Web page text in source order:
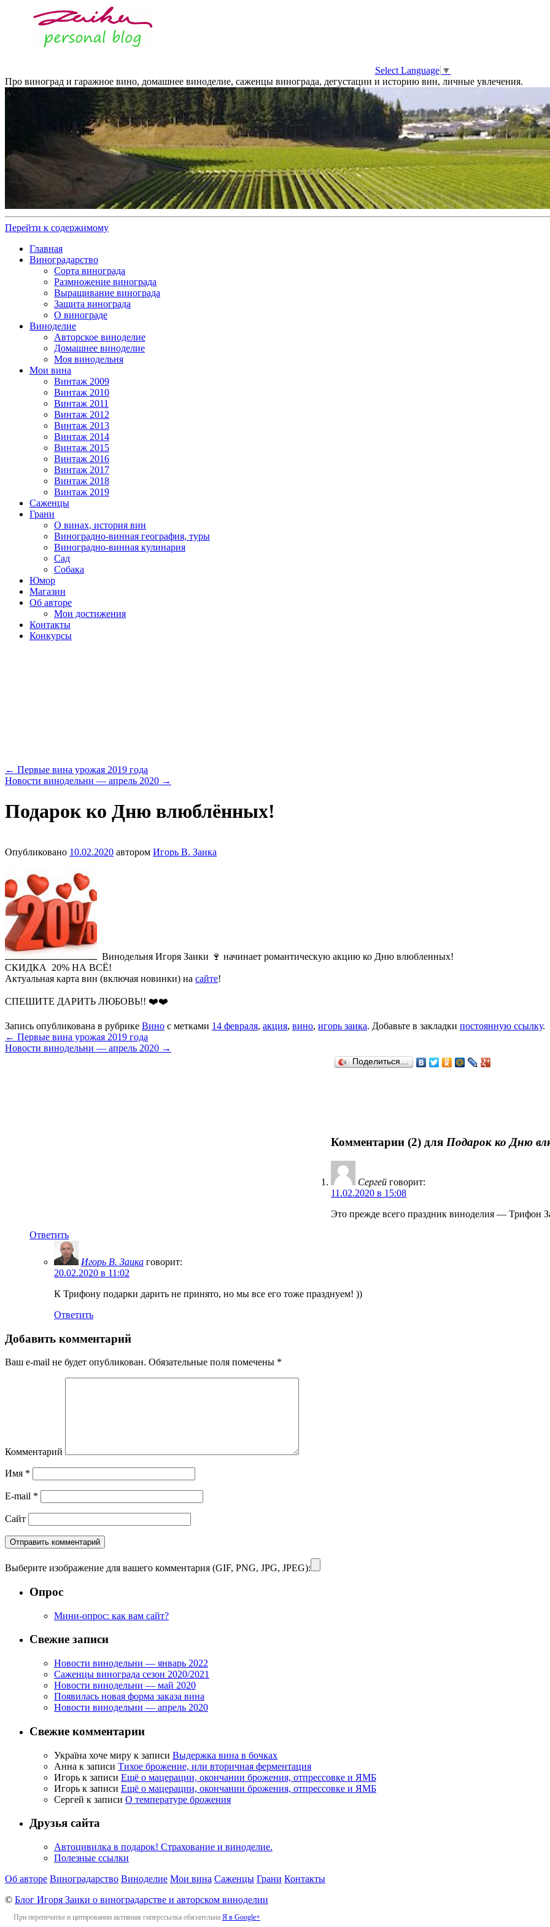
Select Language ▼
Про виноград и гаражное вино, домашнее виноделие, саженцы винограда, дегустации и историю вин, личные увлечения.
Перейти к содержимому
Главная
Виноградарство
Сорта винограда
Размножение винограда
Выращивание винограда
Защита винограда
О винограде
Виноделие
Авторское виноделие
Домашнее виноделие
Моя винодельня
Мои вина
Винтаж 2009
Винтаж 2010
Винтаж 2011
Винтаж 2012
Винтаж 2013
Винтаж 2014
Винтаж 2015
Винтаж 2016
Винтаж 2017
Винтаж 2018
Винтаж 2019
Саженцы
Грани
О винах, история вин
Виноградно-винная география, туры
Виноградно-винная кулинария
Сад
Собака
Юмор
Магазин
Об авторе
Мои достижения
Контакты
Конкурсы
← Первые вина урожая 2019 года
Новости винодельни — апрель 2020 →
Подарок ко Дню влюблённых!
Опубликовано 10.02.2020 автором Игорь В. Заика
Винодельня Игоря Заики 🍷 начинает романтическую акцию ко Дню влюбленных!
СКИДКА 20% НА ВСЁ!
Актуальная карта вин (включая новинки) на сайте!
СПЕШИТЕ ДАРИТЬ ЛЮБОВЬ!! ❤️❤️
Запись опубликована в рубрике Вино с метками 14 февраля, акция, вино, игорь заика. Добавьте в закладки постоянную ссылку.
← Первые вина урожая 2019 года
Новости винодельни — апрель 2020 →
Поделиться…
Комментарии (2) для Подарок ко Дню
Сергей говорит:
11.02.2020 в 15:08
Это прежде всего праздник виноделия — Трифон
Ответить
Игорь В. Заика говорит:
20.02.2020 в 11:02
К Трифону подарки дарить не принято, но мы все его тоже празднуем! ))
Ответить
Добавить комментарий
Ваш e-mail не будет опубликован. Обязательные поля помечены *
Комментарий
Имя *
E-mail *
Сайт
Выберите изображение для вашего комментария (GIF, PNG, JPG, JPEG):
Опрос
Мини-опрос: как вам сайт?
Свежие записи
Новости винодельни — январь 2022
Саженцы винограда сезон 2020/2021
Новости винодельни — май 2020
Появилась новая форма заказа вина
Новости винодельни — апрель 2020
Свежие комментарии
Україна хоче миру к записи Выдержка вина в бочках
Анна к записи Тихое брожение, или вторичная ферментация
Игорь к записи Ещё о мацерации, окончании брожения, отпрессовке и ЯМБ
Игорь к записи Ещё о мацерации, окончании брожения, отпрессовке и ЯМБ
Сергей к записи О температуре брожения
Друзья сайта
Автоцивилка в подарок! Страхование и виноделие.
Полезные ссылки
Об авторе Виноградарство Виноделие Мои вина Саженцы Грани Контакты
© Блог Игоря Заики о виноградарстве и авторском виноделии
При перепечатке и цитировании активная гиперссылка обязательна Я в Google+